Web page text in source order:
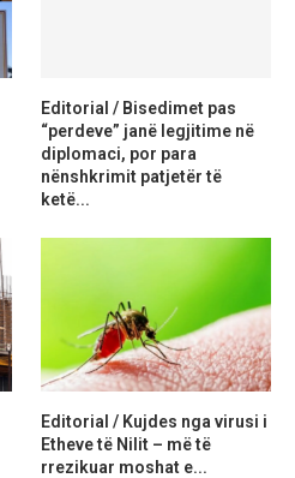
Editorial / Bisedimet pas
“perdeve” janë legjitime në
diplomaci, por para
nënshkrimit patjetër të
ketë...
Editorial / Kujdes nga virusi i
Etheve të Nilit – më të
rrezikuar moshat e...